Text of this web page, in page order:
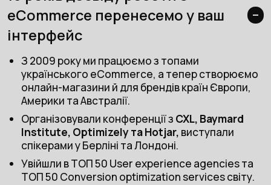
eCommerce перенесемо у ваш
інтерфейс
З 2009 року ми працюємо з топами
українського eCommerce, а тепер створюємо
онлайн-магазини й для брендів країн Європи,
Америки та Австралії.
Організовували конференції з CXL, Baymard
Institute, Optimizely та Hotjar, виступали
спікерами у Берліні та Лондоні.
Увійшли в ТОП 50 User experience agencies та
ТОП 50 Conversion optimization services світу.